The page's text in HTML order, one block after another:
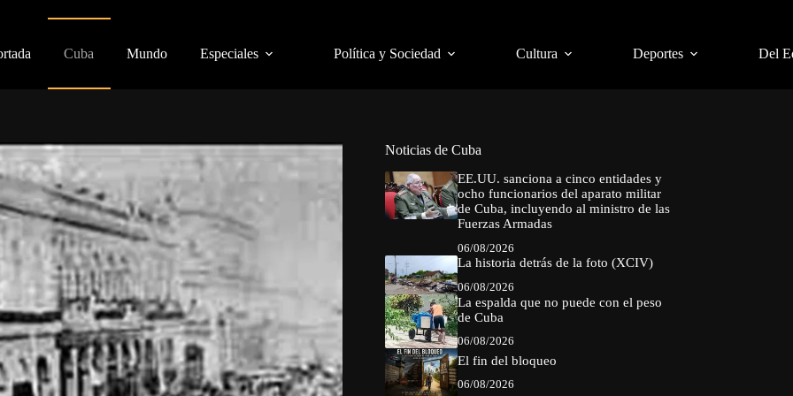
Cuba Mundo Especiales Política y Sociedad Cultura Deportes Del
Noticias de Cuba
EE.UU. sanciona a cinco entidades y
ocho funcionarios del aparato militar
de Cuba, incluyendo al ministro de las
Fuerzas Armadas
06/08/2026
La historia detrás de la foto (XCIV)
06/08/2026
La espalda que no puede con el peso
de Cuba
06/08/2026
El fin del bloqueo
06/08/2026